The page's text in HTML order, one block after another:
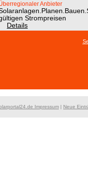
Anbieter
Strompreisen
Details
Impressum | Neue